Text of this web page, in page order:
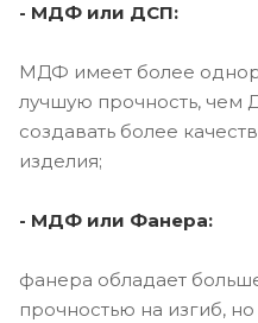
- МДФ или ДСП:
МДФ имеет более
лучшую прочность, чем
создавать более
изделия;
- МДФ или Фанера:
фанера обладает
прочностью на изгиб,